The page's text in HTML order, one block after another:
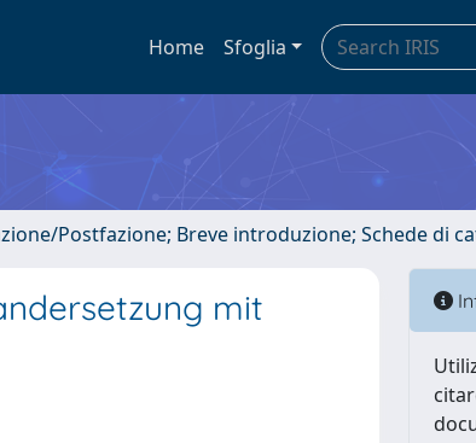
Home Sfoglia
Postfazione; Breve introduzione; Schede di
mit